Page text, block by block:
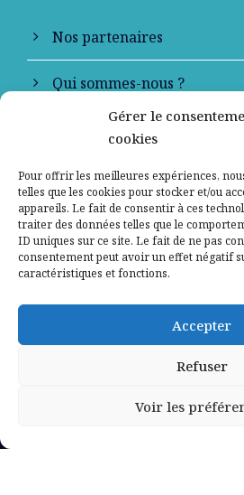
Gérer le
cookies
Pour offrir les meilleures expériences,
telles que les cookies pour stocker et/ou
appareils. Le fait de consentir à ces
traiter des données telles que le
ID uniques sur ce site. Le fait de ne pas
consentement peut avoir un effet négatif
caractéristiques et fonctions.
Accepter
Refuser
Voir les
Nos partenaires
Qui sommes-nous ?
Contactez-nous
Mentions légales
Politique de confidentialité